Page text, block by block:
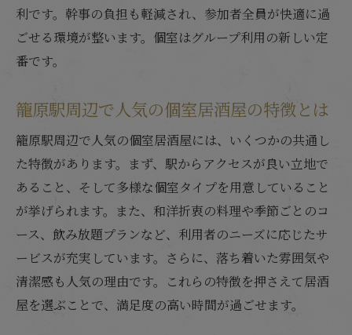
宴会や記念日にも最適な個室居酒屋の選び方
宴会に最適な居酒屋個室の条件をチェック
ント
居酒屋個室の予約で気を付けるべきこと
籠原駅周辺の宴会向け個室居酒屋を探すコ
ツ
居酒屋個室で大切な日を過ごすための工夫
落ち着いた空間で過ごす籠原個室ディナーのす
すめ
落ち着いた雰囲気の居酒屋個室で贅沢な時
利です。幹事の負担も軽減され、参加者全員が快適に過
ごせる環境が整います。個室はグループ利用の新しい定
番です。
籠原駅周辺で人気の個室居酒屋の特徴とは
籠原駅周辺で人気の個室居酒屋には、いくつかの共通し
た特徴があります。まず、駅からアクセスが良い立地で
あること、そして多様な個室タイプを用意していること
が挙げられます。また、和洋折衷の料理や季節ごとのコ
ース、飲み放題プランなど、利用者のニーズに応じたサ
ービスが充実しています。さらに、落ち着いた雰囲気や
清潔感も人気の理由です。これらの特徴を押さえて居酒
屋を選ぶことで、満足度の高い時間が過ごせます。